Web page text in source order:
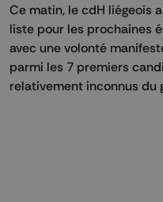
Ce matin, le cdH liégeois
liste pour les prochaines
avec une volonté
parmi les 7 premiers
relativement inconnus du